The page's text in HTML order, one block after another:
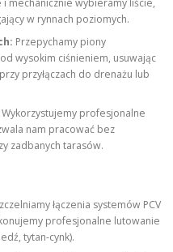
i mechanicznie wybieramy liście,
w rynnach poziomych.
Przepychamy piony
wysokim ciśnieniem, usuwając
przyłączach do drenażu lub
Wykorzystujemy profesjonalne
nam pracować bez
zadbanych tarasów.
łączenia systemów PCV
profesjonalne lutowanie
tytan-cynk).